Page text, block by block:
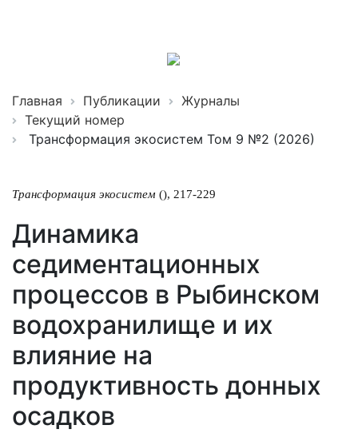
Главная Публикации
Журналы
Текущий номер
Трансформация экосистем Том 9 №2 (2026)
Трансформация экосистем (), 217-229
Динамика
седиментационных
процессов в Рыбинском
водохранилище и их
влияние на
продуктивность донных
осадков